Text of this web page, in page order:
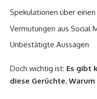
Spekulationen über einen
Vermutungen aus Social
Unbestätigte Aussagen
Doch wichtig ist: Es gibt
diese Gerüchte.